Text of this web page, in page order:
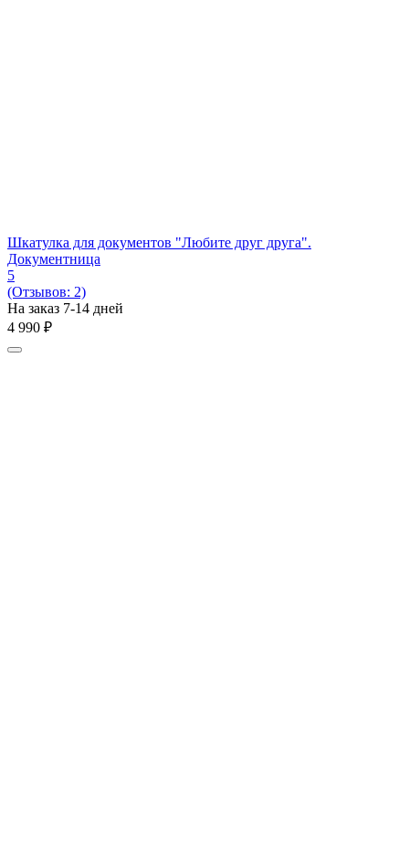
Шкатулка для документов "Любите друг друга".
Документница
5
(Отзывов: 2)
На заказ 7-14 дней
4 990 ₽